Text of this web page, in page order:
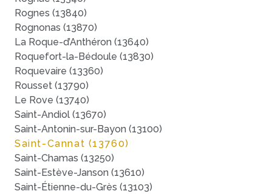
Rognes (13840)
Rognonas (13870)
La Roque-d’Anthéron (13640)
Roquefort-la-Bédoule (13830)
Roquevaire (13360)
Rousset (13790)
Le Rove (13740)
Saint-Andiol (13670)
Saint-Antonin-sur-Bayon (13100)
Saint-Cannat (13760)
Saint-Chamas (13250)
Saint-Estève-Janson (13610)
Saint-Étienne-du-Grès (13103)